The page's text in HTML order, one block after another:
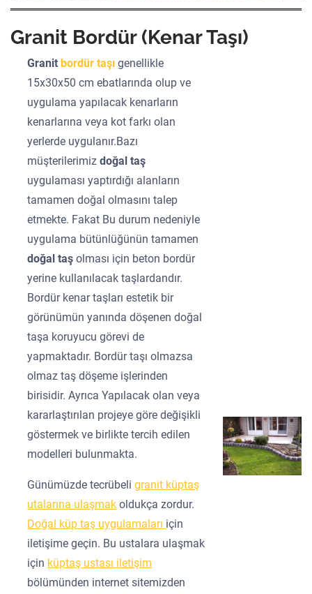
Granit Bordür (Kenar Taşı)
Granitbordür taşı genellikle
15x30x50 cm ebatlarında olup ve
uygulama yapılacak kenarların
kenarlarına veya kot farkı olan
yerlerde uygulanır.Bazı
müşterilerimizdoğal taş
uygulaması yaptırdığı alanların
tamamen doğal olmasını talep
etmekte. Fakat Bu durum nedeniyle
uygulama bütünlüğünün tamamen
doğal taşolması için beton bordür
yerine kullanılacak taşlardandır.
Bordür kenar taşları estetik bir
görünümün yanında döşenen doğal
taşa koruyucu görevi de
yapmaktadır. Bordür taşı olmazsa
olmaz taş döşeme işlerinden
birisidir. Ayrıca Yapılacak olan veya
kararlaştırılan projeye göre değişikli
göstermek ve birlikte tercih edilen
modelleri bulunmakta.
Günümüzde tecrübeligranit küptaş
utalarına ulaşmak oldukça zordur.
Doğal küp taş uygulamaları için
iletişime geçin. Bu ustalara ulaşmak
için küptaş ustası iletişim
bölümünden internet sitemizden